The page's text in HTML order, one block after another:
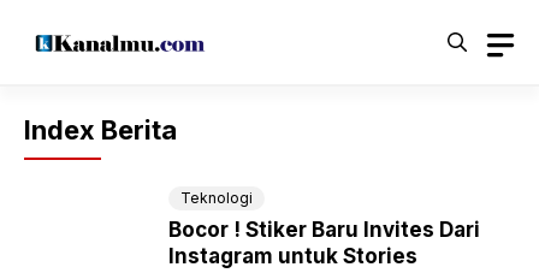
Index Berita
Teknologi
Bocor ! Stiker Baru Invites Dari
Instagram untuk Stories